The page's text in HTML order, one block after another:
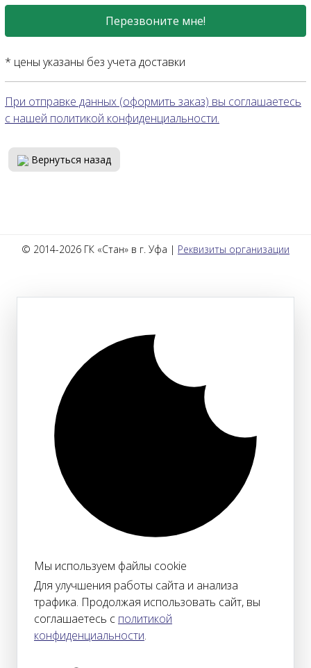
Перезвоните мне!
* цены указаны без учета доставки
При отправке данных (оформить заказ) вы соглашаетесь
с нашей политикой конфиденциальности.
Вернуться назад
© 2014-2026 ГК «Стан» в г. Уфа | Реквизиты организации
Мы используем файлы cookie
Для улучшения работы сайта и анализа
трафика. Продолжая использовать сайт, вы
соглашаетесь с политикой
конфиденциальности.